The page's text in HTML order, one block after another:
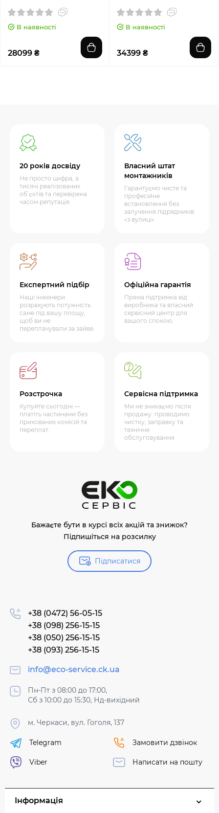
В наявності
28099 ₴
В наявності
34399 ₴
20 років досвіду
Не просто цифра, а
тисячі реалізованих
об’єктів та перевірена
часом репутація.
Власний штат
монтажників
Гарантуємо чисте та
професійне
встановлення без
залучення підрядників
«з вулиці»
Експертний підбір
Наші інженери
розрахують потужність
саме під вашу площу,
щоб ви не
переплачували за зайве.
Офіційна гарантія
Пряма підтримка від
виробника та власний
сервісний центр для
вашого спокою.
Розстрочка
Купуйте сьогодні —
платіть частинами без
прихованих комісій та
переплат.
Сервісна підтримка
Ми не зникаємо після
продажу: проводимо
чистку, заправку та
технічне
обслуговування
Бажаєте бути в курсі всіх акцій та знижок?
Підпишіться на розсилку
Підписатися
+38 (0472) 56-05-15
+38 (098) 256-15-15
+38 (050) 256-15-15
+38 (093) 256-15-15
info@eco-service.ck.ua
Пн-Пт з 08:00 до 17:00,
Сб з 10:00 до 15:30, Нд-вихідний
м. Черкаси, вул. Гоголя, 137
Telegram
Viber
Замовити дзвінок
Написати на пошту
Інформація